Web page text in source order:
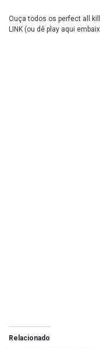
Ouça todos os perfect all
LINK (ou dê play aqui
Relacionado